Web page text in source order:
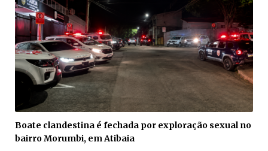
Boate clandestina é fechada por exploração sexual no
bairro Morumbi, em Atibaia